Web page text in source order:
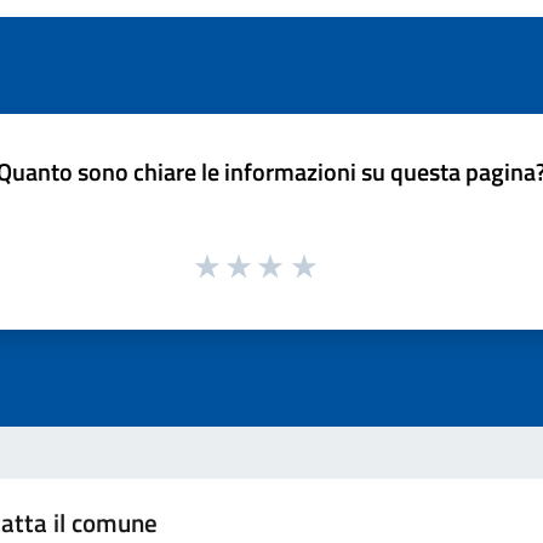
sono chiare le informazioni su questa
il comune